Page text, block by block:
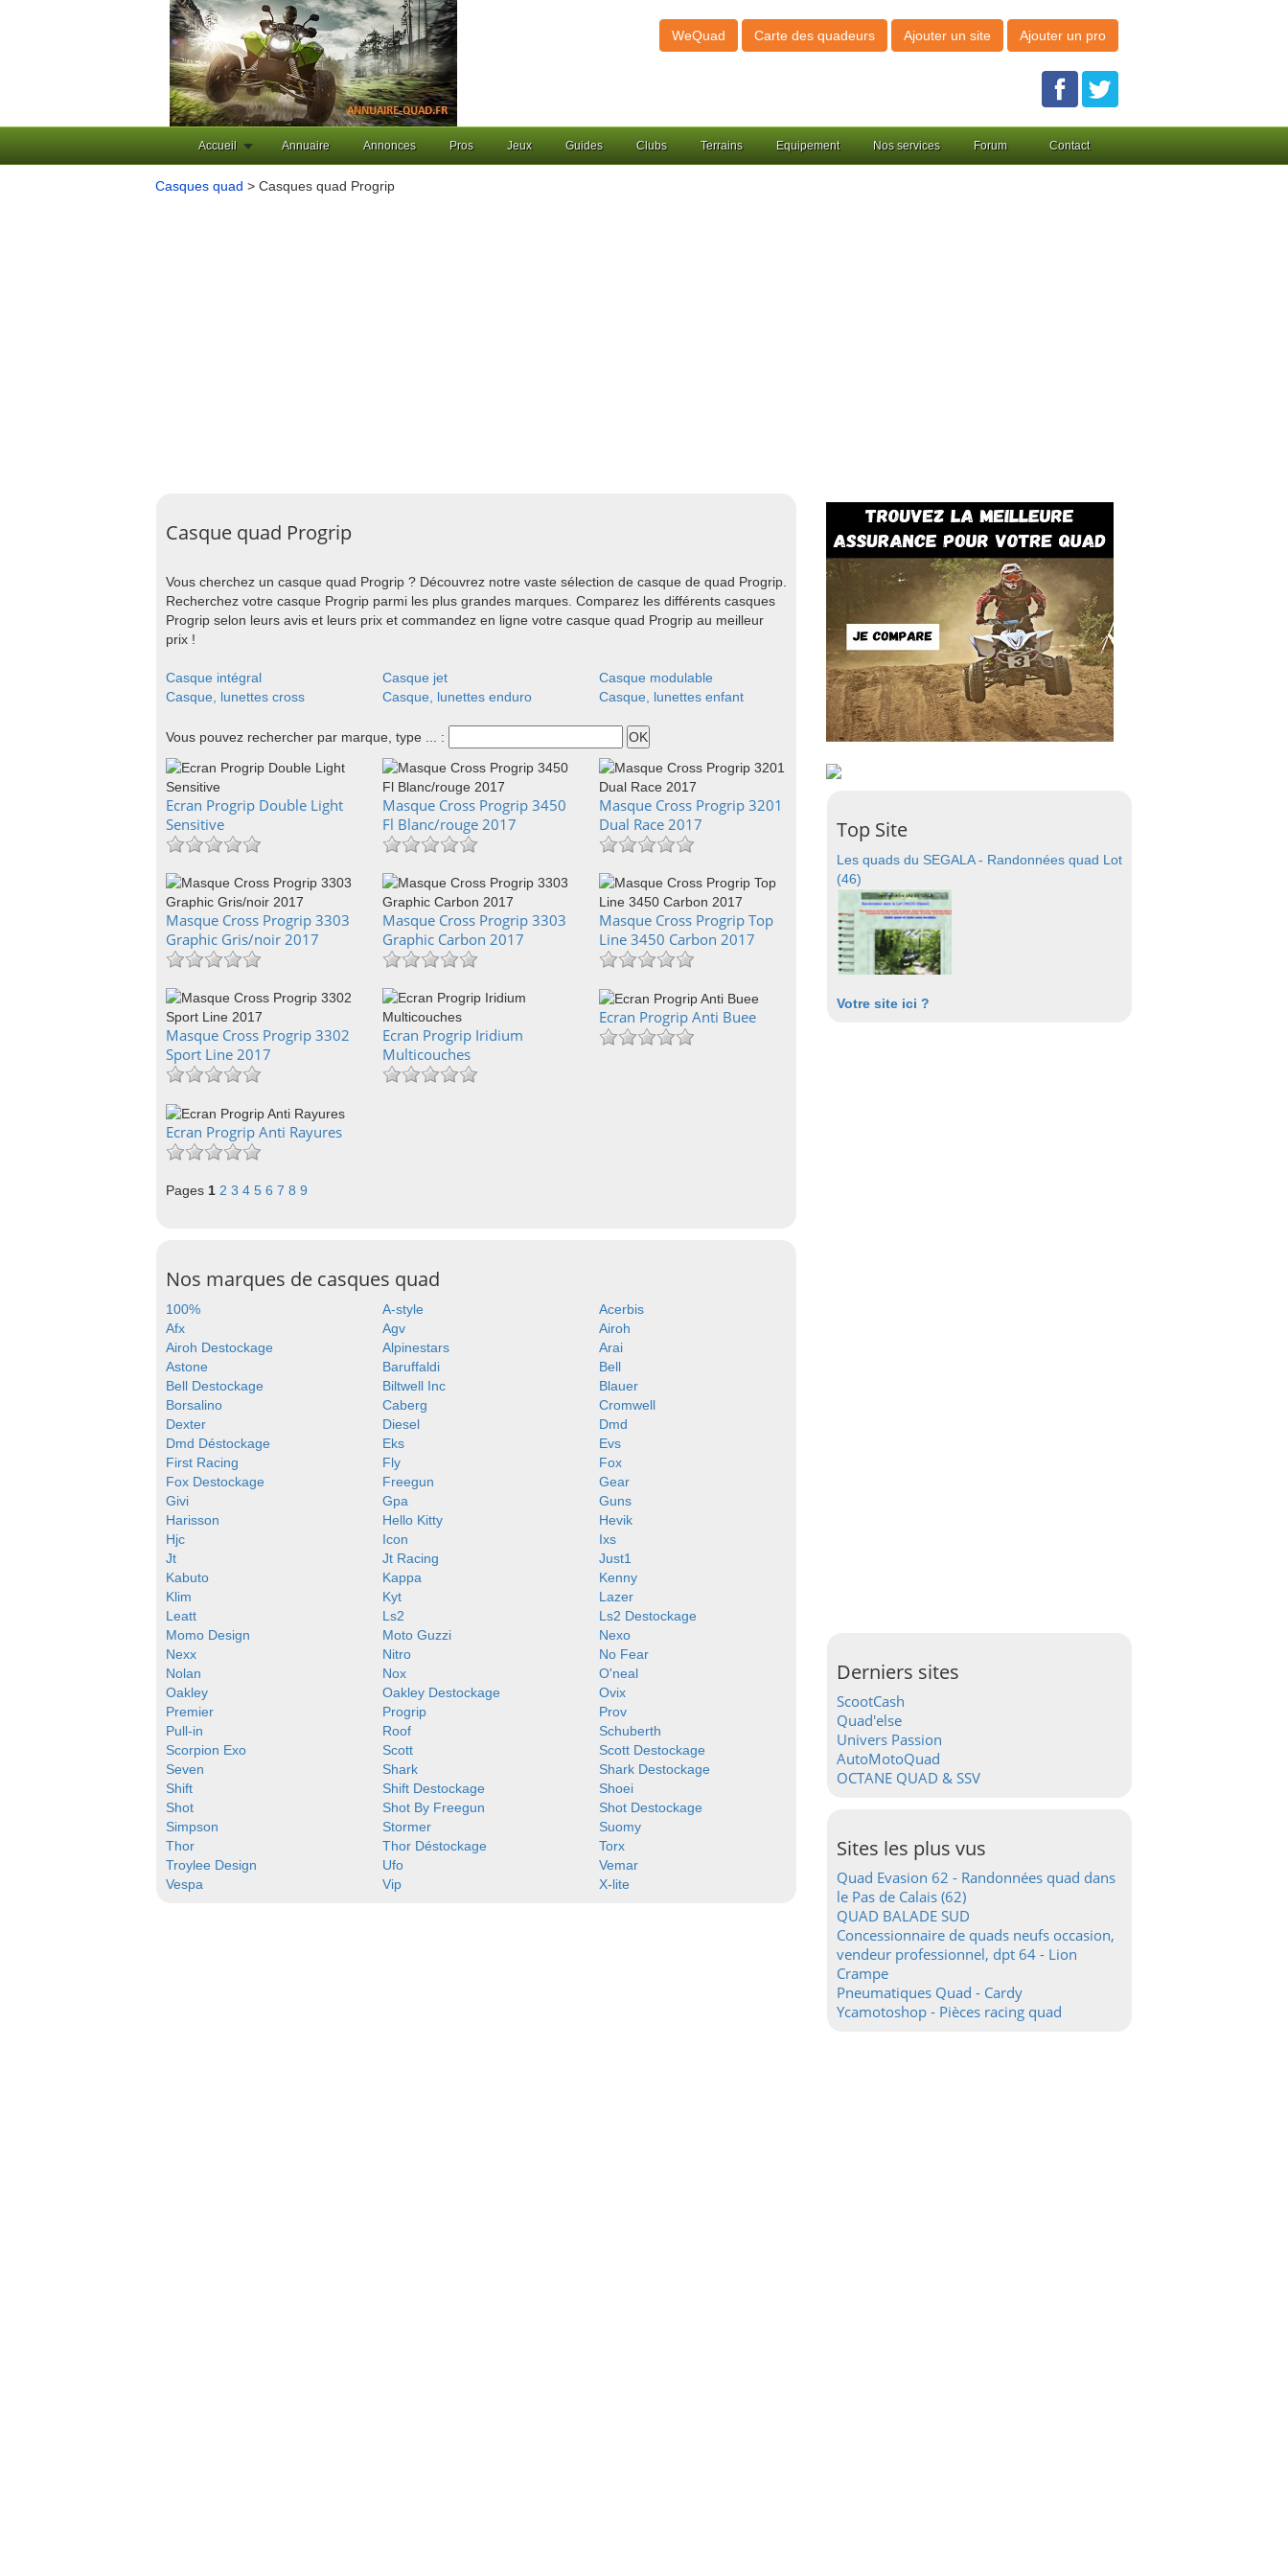
WeQuad Carte des quadeurs Ajouter un site Ajouter un pro
Accueil Annuaire Annonces Pros Jeux Guides Clubs Terrains Equipement Nos services Forum Contact
Casques quad > Casques quad Progrip
Casque quad Progrip
Vous cherchez un casque quad Progrip ? Découvrez notre vaste sélection de casque de quad Progrip.
Recherchez votre casque Progrip parmi les plus grandes marques. Comparez les différents casques
Progrip selon leurs avis et leurs prix et commandez en ligne votre casque quad Progrip au meilleur
prix !
Casque intégral Casque jet
Casque modulable
Casque, lunettes cross
Casque, lunettes enduro Casque, lunettes enfant
Vous pouvez rechercher par marque, type ... :
Ecran Progrip Double Light
Sensitive
Masque Cross Progrip 3450
Fl Blanc/rouge 2017
Masque Cross Progrip 3201
Dual Race 2017
Masque Cross Progrip 3303
Graphic Gris/noir 2017
Masque Cross Progrip 3303
Graphic Carbon 2017
Masque Cross Progrip Top
Line 3450 Carbon 2017
Masque Cross Progrip 3302
Sport Line 2017
Ecran Progrip Iridium
Multicouches
Ecran Progrip Anti Buee
Ecran Progrip Anti Rayures
Pages 1 2 3 4 5 6 7 8 9
Nos marques de casques quad
100% A-style
Acerbis
Afx
Agv
Airoh
Airoh Destockage
Alpinestars
Arai
Astone
Baruffaldi
Bell
Bell Destockage
Biltwell Inc
Blauer
Borsalino
Caberg
Cromwell
Dexter
Diesel
Dmd
Dmd Déstockage
Eks
Evs
First Racing
Fly
Fox
Fox Destockage
Freegun
Gear
Givi
Gpa
Guns
Harisson
Hello Kitty
Hevik
Hjc
Icon
Ixs
Jt
Jt Racing
Just1
Kabuto
Kappa
Kenny
Klim
Kyt
Lazer
Leatt
Ls2
Ls2 Destockage
Momo Design
Moto Guzzi
Nexo
Nexx
Nitro
No Fear
Nolan
Nox
O'neal
Oakley
Oakley Destockage
Ovix
Premier
Progrip
Prov
Pull-in
Roof
Schuberth
Scorpion Exo
Scott
Scott Destockage
Seven
Shark
Shark Destockage
Shift
Shift Destockage
Shoei
Shot
Shot By Freegun
Shot Destockage
Simpson
Stormer
Suomy
Thor
Thor Déstockage
Torx
Troylee Design
Ufo
Vemar
Vespa
Vip X-lite
Top Site
Les quads du SEGALA - Randonnées quad Lot
(46)
Votre site ici ?
Derniers sites
ScootCash
Quad'else
Univers Passion
AutoMotoQuad
OCTANE QUAD & SSV
Sites les plus vus
Quad Evasion 62 - Randonnées quad dans
le Pas de Calais (62)
QUAD BALADE SUD
Concessionnaire de quads neufs occasion,
vendeur professionnel, dpt 64 - Lion
Crampe
Pneumatiques Quad - Cardy
Ycamotoshop - Pièces racing quad